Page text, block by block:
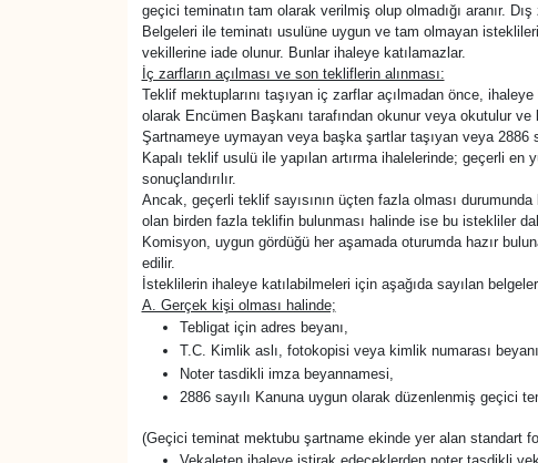
geçici teminatın tam olarak verilmiş olup olmadığı aranır.
Belgeleri ile teminatı usulüne uygun ve tam olmayan
vekillerine iade olunur. Bunlar ihaleye katılamazlar.
İç zarfların açılması ve son tekliflerin alınması:
Teklif mektuplarını taşıyan iç zarflar açılmadan önce,
olarak Encümen Başkanı tarafından okunur veya okutulur
Şartnameye uymayan veya başka şartlar taşıyan veya 2886
Kapalı teklif usulü ile yapılan artırma ihalelerinde; geçerli
sonuçlandırılır.
Ancak, geçerli teklif sayısının üçten fazla olması
olan birden fazla teklifin bulunması halinde ise bu istekliler
Komisyon, uygun gördüğü her aşamada oturumda hazır
edilir.
İsteklilerin ihaleye katılabilmeleri için aşağıda sayılan
A. Gerçek kişi olması halinde;
Tebligat için adres beyanı,
T.C. Kimlik aslı, fotokopisi veya kimlik numarası beyanı,
Noter tasdikli imza beyannamesi,
2886 sayılı Kanuna uygun olarak düzenlenmiş geçici
(Geçici teminat mektubu şartname ekinde yer alan standart